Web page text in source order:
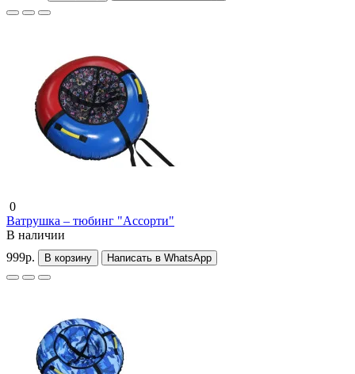
0
Ватрушка – тюбинг "Ассорти"
В наличии
999р.
В корзину Написать в WhatsApp